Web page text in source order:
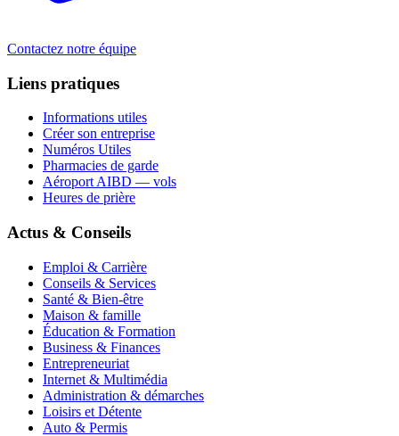
Contactez notre équipe
Liens pratiques
Informations utiles
Créer son entreprise
Numéros Utiles
Pharmacies de garde
Aéroport AIBD — vols
Heures de prière
Actus & Conseils
Emploi & Carrière
Conseils & Services
Santé & Bien-être
Maison & famille
Éducation & Formation
Business & Finances
Entrepreneuriat
Internet & Multimédia
Administration & démarches
Loisirs et Détente
Auto & Permis